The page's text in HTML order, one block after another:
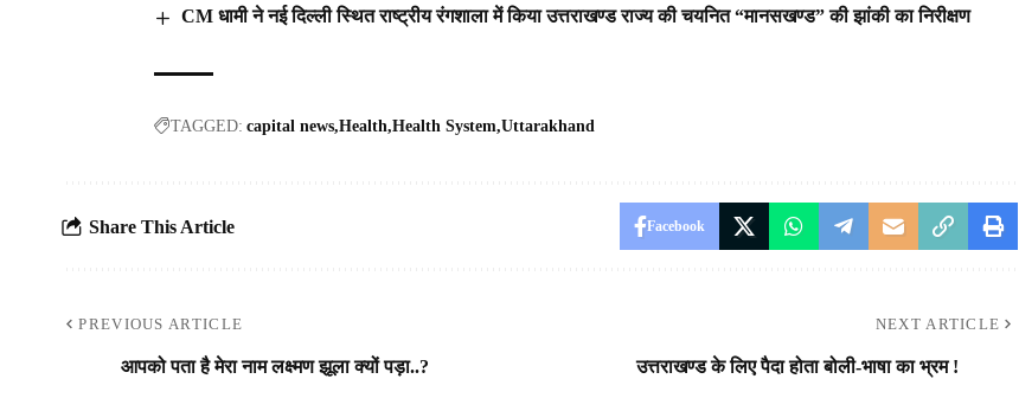
CM धामी ने नई दिल्ली स्थित राष्ट्रीय रंगशाला में किया उत्तराखण्ड राज्य की चयनित “मानसखण्ड” की झांकी का निरीक्षण
TAGGED: capital news Health Health System Uttarakhand
Share This Article Facebook
PREVIOUS ARTICLE
आपको पता है मेरा नाम लक्ष्मण झूला क्यों पड़ा..?
NEXT ARTICLE
उत्तराखण्ड के लिए पैदा होता बोली-भाषा का भ्रम !